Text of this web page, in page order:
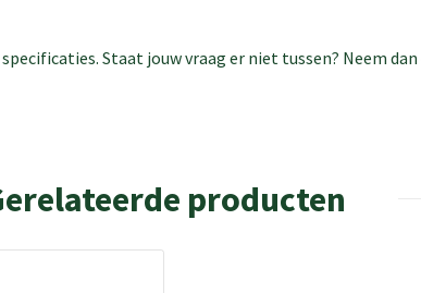
Staat jouw vraag er niet tussen? Neem
producten